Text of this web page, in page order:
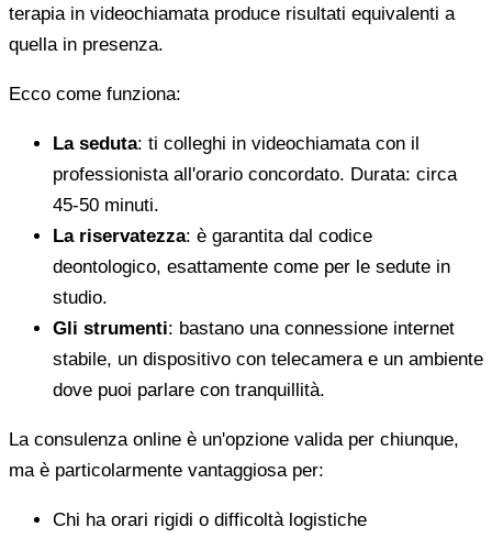
terapia in videochiamata produce risultati equivalenti a
quella in presenza.
Ecco come funziona:
La seduta: ti colleghi in videochiamata con il
professionista all'orario concordato. Durata: circa
45-50 minuti.
La riservatezza: è garantita dal codice
deontologico, esattamente come per le sedute in
studio.
Gli strumenti: bastano una connessione internet
stabile, un dispositivo con telecamera e un ambiente
dove puoi parlare con tranquillità.
La consulenza online è un'opzione valida per chiunque,
ma è particolarmente vantaggiosa per:
Chi ha orari rigidi o difficoltà logistiche